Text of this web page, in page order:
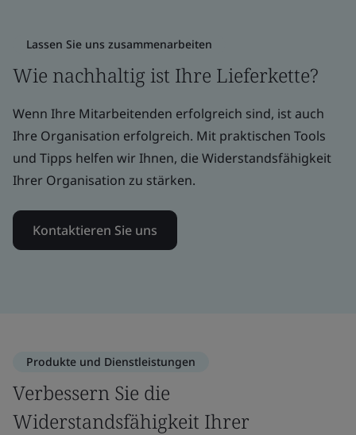
Lassen Sie uns zusammenarbeiten
Wie nachhaltig ist Ihre Lieferkette?
Wenn Ihre Mitarbeitenden erfolgreich sind, ist auch
Ihre Organisation erfolgreich. Mit praktischen Tools
und Tipps helfen wir Ihnen, die Widerstandsfähigkeit
Ihrer Organisation zu stärken.
Kontaktieren Sie uns
Produkte und Dienstleistungen
Verbessern Sie die
Widerstandsfähigkeit Ihrer